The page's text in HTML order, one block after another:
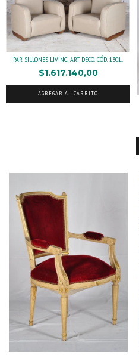
PAR SILLONES LIVING, ART DECO. CÓD. 1301...
$1.617.140,00
AGREGAR AL CARRITO